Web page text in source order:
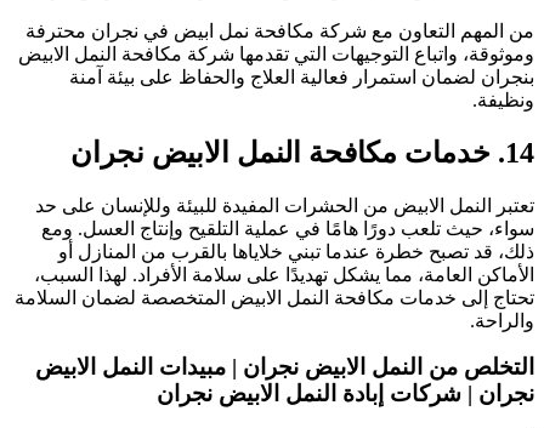
المهم التعاون مع شركة مكافحة نمل ابيض في نجران محترفة
واتباع التوجيهات التي تقدمها شركة مكافحة النمل الابيض
لضمان استمرار فعالية العلاج والحفاظ على بيئة آمنة
النمل الابيض نجران
النمل الابيض من الحشرات المفيدة للبيئة وللإنسان على حد
حيث تلعب دورًا هامًا في عملية التلقيح وإنتاج العسل. ومع
قد تصبح خطرة عندما تبني خلاياها بالقرب من المنازل أو
العامة، مما يشكل تهديدًا على سلامة الأفراد. لهذا السبب،
إلى خدمات مكافحة النمل الابيض المتخصصة لضمان السلامة
من النمل الابيض نجران | مبيدات النمل الابيض
| شركات إبادة النمل الابيض نجران